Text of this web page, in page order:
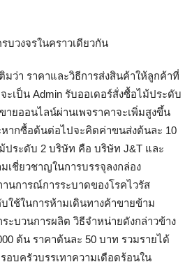
มว่า ราคาและวิธีการส่งสินค้าให้ลูกค้าที่
เป็น Admin รับออเดอร์สั่งซื้อไม้ประดับ
ยออนไลน์ผ่านเพจราคาจะเพิ่มสูงขึ้น
ากซื้อต้นต่อไปจะคิดค่าขนส่งต้นละ 10
ประดับ 2 บริษัท คือ บริษัท J&T และ
เชี่ยวชาญในการบรรจุลงกล่อง
นการณ์การระบาดของโรคไวรัส
ใช้ในการห้ามเดินทางค้าขายข้าม
บวนการผลิต วิธีจำหน่ายดังกล่าวข้าง
ต้น ราคาต้นละ 50 บาท รวมรายได้
อบครัวบรรเทาความเดือดร้อนใน